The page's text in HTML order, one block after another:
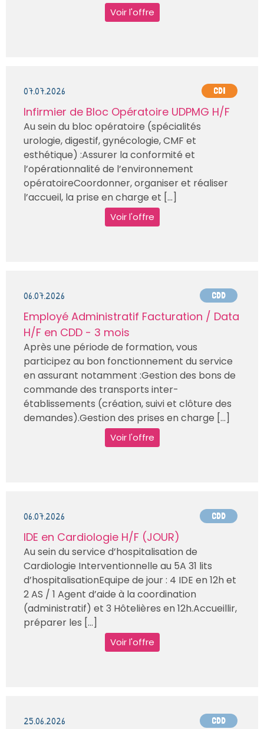
Voir l'offre
07.07.2026 CDI
Infirmier de Bloc Opératoire UDPMG H/F
Au sein du bloc opératoire (spécialités
urologie, digestif, gynécologie, CMF et
esthétique) :Assurer la conformité et
l’opérationnalité de l’environnement
opératoireCoordonner, organiser et réaliser
l’accueil, la prise en charge et [...]
Voir l'offre
06.07.2026 CDD
Employé Administratif Facturation / Data
H/F en CDD - 3 mois
Après une période de formation, vous
participez au bon fonctionnement du service
en assurant notamment :Gestion des bons de
commande des transports inter-
établissements (création, suivi et clôture des
demandes).Gestion des prises en charge [...]
Voir l'offre
06.07.2026 CDD
IDE en Cardiologie H/F (JOUR)
Au sein du service d’hospitalisation de
Cardiologie Interventionnelle au 5A 31 lits
d’hospitalisationEquipe de jour : 4 IDE en 12h et
2 AS / 1 Agent d’aide à la coordination
(administratif) et 3 Hôtelières en 12h.Accueillir,
préparer les [...]
Voir l'offre
25.06.2026 CDD